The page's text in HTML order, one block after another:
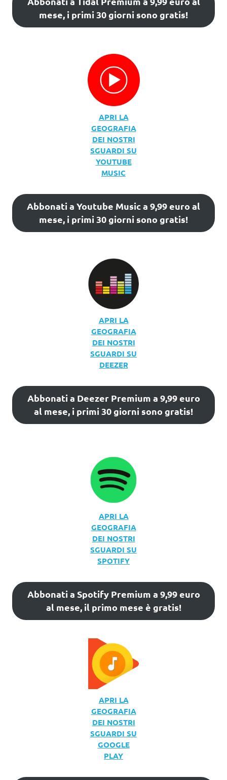
mese, i primi 30 giorni sono gratis!
APRI LA
GEOGRAFIA
DEI NOSTRI
SGUARDI SU
YOUTUBE
MUSIC
Abbonati a Youtube Music a 9,99 euro al
mese, i primi 30 giorni sono gratis!
APRI LA
GEOGRAFIA
DEI NOSTRI
SGUARDI SU
DEEZER
Abbonati a Deezer Premium a 9,99 euro
al mese, i primi 30 giorni sono gratis!
APRI LA
GEOGRAFIA
DEI NOSTRI
SGUARDI SU
SPOTIFY
Abbonati a Spotify Premium a 9,99 euro
al mese, il primo mese è gratis!
APRI LA
GEOGRAFIA
DEI NOSTRI
SGUARDI SU
GOOGLE
PLAY